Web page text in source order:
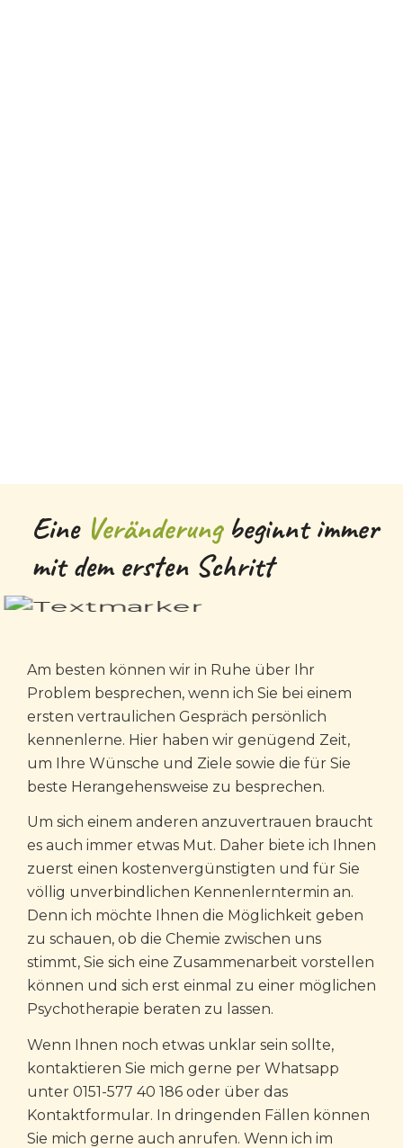
Eine Veränderungbeginnt immer
mit dem ersten Schritt
Am besten können wir in Ruhe über Ihr
Problem besprechen, wenn ich Sie bei einem
ersten vertraulichen Gespräch persönlich
kennenlerne. Hier haben wir genügend Zeit,
um Ihre Wünsche und Ziele sowie die für Sie
beste Herangehensweise zu besprechen.
Um sich einem anderen anzuvertrauen braucht
es auch immer etwas Mut. Daher biete ich Ihnen
zuerst einen kostenvergünstigten und für Sie
völlig unverbindlichen Kennenlerntermin an.
Denn ich möchte Ihnen die Möglichkeit geben
zu schauen, ob die Chemie zwischen uns
stimmt, Sie sich eine Zusammenarbeit vorstellen
können und sich erst einmal zu einer möglichen
Psychotherapie beraten zu lassen.
Wenn Ihnen noch etwas unklar sein sollte,
kontaktieren Sie mich gerne per Whatsapp
unter 0151-577 40 186 oder über das
Kontaktformular. In dringenden Fällen können
Sie mich gerne auch anrufen. Wenn ich im